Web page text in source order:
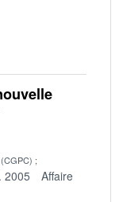
2005
Affaire